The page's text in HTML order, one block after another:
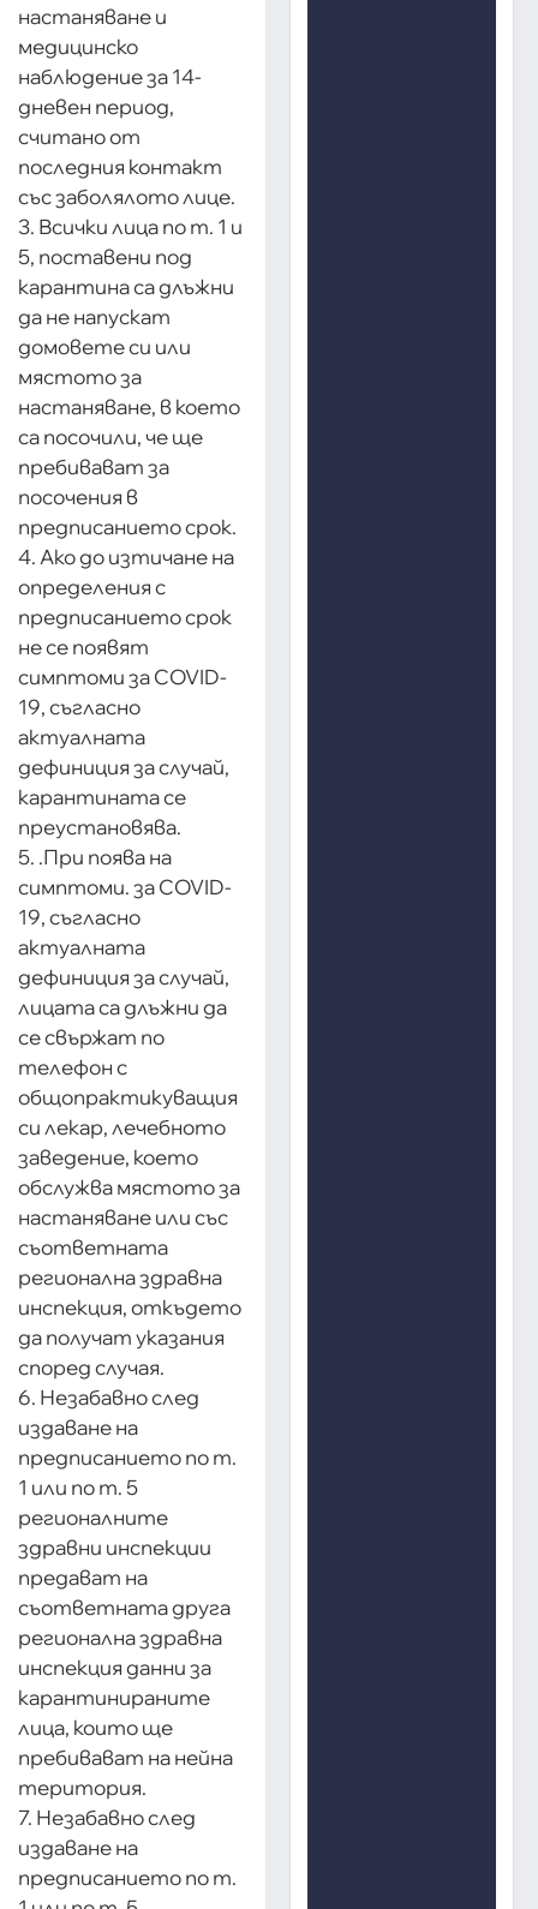
настаняване и
медицинско
наблюдение за 14-
дневен период,
считано от
последния контакт
със заболялото лице.
3. Всички лица по т. 1 и
5, поставени под
карантина са длъжни
да не напускат
домовете си или
мястото за
настаняване, в което
са посочили, че ще
пребивават за
посочения в
предписанието срок.
4. Ако до изтичане на
определения с
предписанието срок
не се появят
симптоми за COVID-
19, съгласно
актуалната
дефиниция за случай,
карантината се
преустановява.
5. .При поява на
симптоми. за COVID-
19, съгласно
актуалната
дефиниция за случай,
лицата са длъжни да
се свържат по
телефон с
общопрактикуващия
си лекар, лечебното
заведение, което
обслужва мястото за
настаняване или със
съответната
регионална здравна
инспекция, откъдето
да получат указания
според случая.
6. Незабавно след
издаване на
предписанието по т.
1 или по т. 5
регионалните
здравни инспекции
предават на
съответната друга
регионална здравна
инспекция данни за
карантинираните
лица, които ще
пребивават на нейна
територия.
7. Незабавно след
издаване на
предписанието по т.